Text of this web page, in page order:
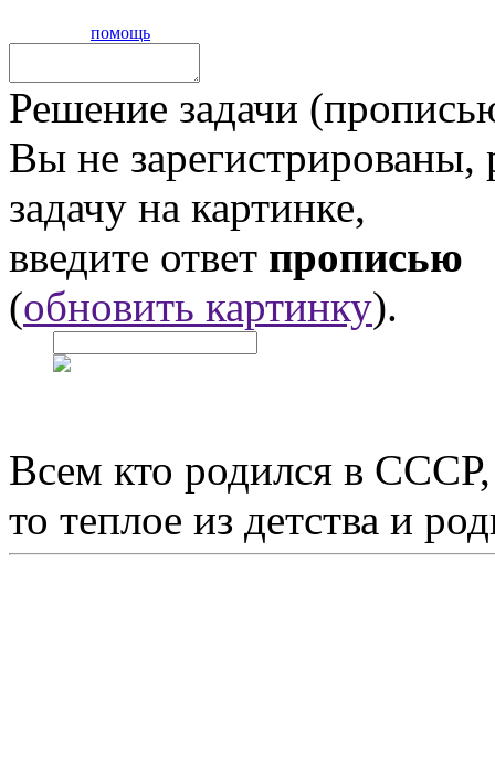
помощь
Решение задачи
Вы не
задачу на картинке,
введите ответ прописью
(обновить картинку).
Всем кто родился в
то теплое из детства и